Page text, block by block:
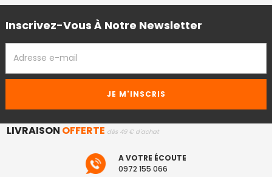
Inscrivez-Vous À Notre Newsletter
EMAIL
LIVRAISON OFFERTE dès 49 € d'achat
A VOTRE ÉCOUTE
0972 155 066